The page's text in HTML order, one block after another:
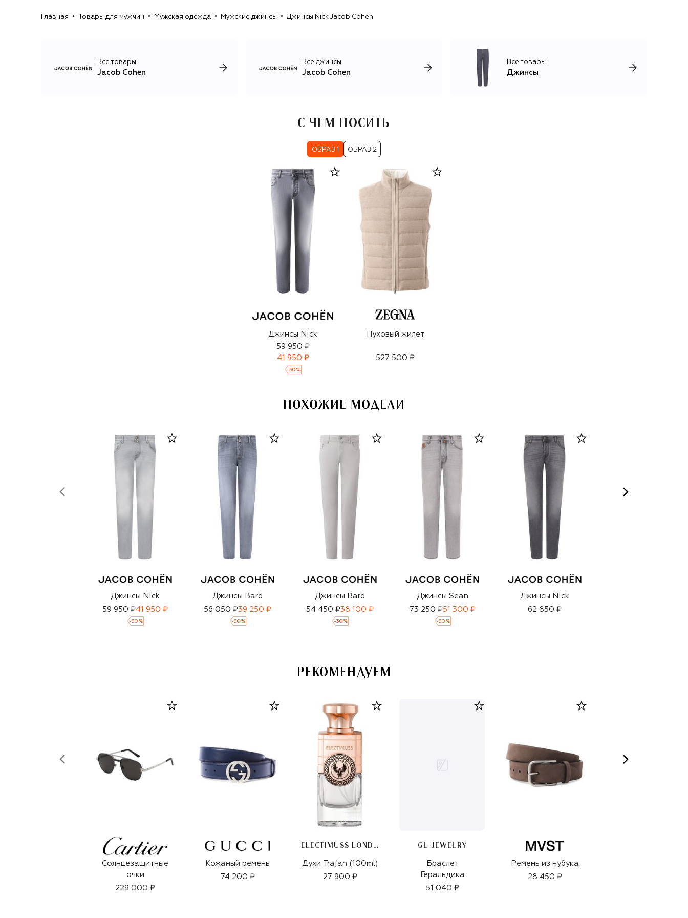
коллекциях есть все для повседневного гардероба.
Главная Товары для мужчин Мужская одежда Мужские джинсы Джинсы Nick Jacob Cohen
Все товары
Jacob Cohen
Все джинсы
Jacob Cohen
Все товары
Джинсы
С ЧЕМ НОСИТЬ
ОБРАЗ 1 ОБРАЗ 2
Джинсы Nick
59 950 ₽
41 950 ₽
-30 %
Пуховый жилет
527 500 ₽
ПОХОЖИЕ МОДЕЛИ
Джинсы Nick
59 950 ₽41 950 ₽
-30 %
Джинсы Bard
56 050 ₽39 250 ₽
-30 %
Джинсы Bard
54 450 ₽38 100 ₽
-30 %
Джинсы Sean
73 250 ₽51 300 ₽
-30 %
Джинсы Nick
62 850 ₽
РЕКОМЕНДУЕМ
Солнцезащитные
очки
229 000 ₽
Кожаный ремень
74 200 ₽
ELECTIMUSS LONDON
Духи Trajan (100ml)
27 900 ₽
GL JEWELRY
Браслет
Геральдика
51 040 ₽
Ремень из нубука
28 450 ₽